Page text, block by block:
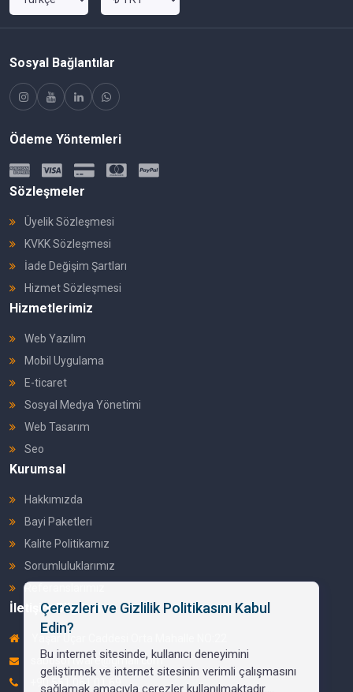
Sosyal Bağlantılar
Ödeme Yöntemleri
Sözleşmeler
Üyelik Sözleşmesi
KVKK Sözleşmesi
İade Değişim Şartları
Hizmet Sözleşmesi
Hizmetlerimiz
Web Yazılım
Mobil Uygulama
E-ticaret
Sosyal Medya Yönetimi
Web Tasarım
Seo
Kurumsal
Hakkımızda
Bayi Paketleri
Kalite Politikamız
Sorumluluklarımız
Referanslarımız
İletişim Bilgileri
sabosoftware@gmail.com
+90 551 061 01 69
Çerezleri ve Gizlilik Politikasını Kabul
Edin?
Bu internet sitesinde, kullanıcı deneyimini
geliştirmek ve internet sitesinin verimli çalışmasını
sağlamak amacıyla çerezler kullanılmaktadır....